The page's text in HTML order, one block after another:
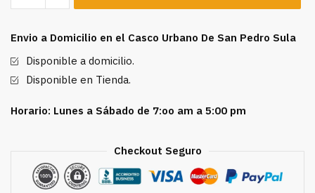
Doral
kg
cantidad
Envio a Domicilio en el Casco Urbano De San Pedro Sula
Disponible a domicilio.
Disponible en Tienda.
Horario: Lunes a Sábado de 7:oo am a 5:00 pm
Checkout Seguro